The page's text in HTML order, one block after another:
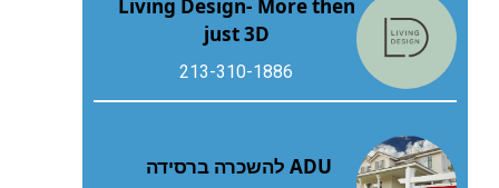
Living Design- More then
just 3D
213-310-1886
ADU להשכרה ברסידה